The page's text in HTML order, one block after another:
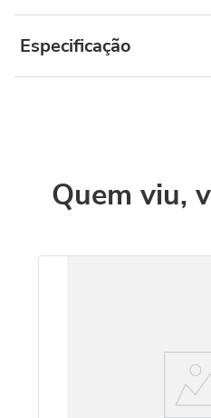
Especificação
Quem viu,